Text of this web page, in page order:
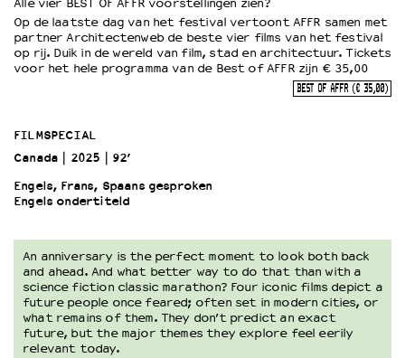
OVER LANTARENVENSTER
Wat we doen
Word vriend
Historie
Partners
Huisregels
Integriteits- en gedragscode
Duurzaamheid
Culturele boycot Israël
Ruimte voor artistieke vrijheid – VNPF
Alle vier BEST OF AFFR voorstellingen zien?
Op de laatste dag van het festival vertoont AFFR samen met
partner Architectenweb de beste vier films van het festival
op rij. Duik in de wereld van film, stad en architectuur. Tickets
voor het hele programma van de Best of AFFR zijn € 35,00
BEST OF AFFR (€ 35,00)
FILMSPECIAL
Canada
2025
92’
Engels, Frans, Spaans gesproken
Engels ondertiteld
An anniversary is the perfect moment to look both back
and ahead. And what better way to do that than with a
science fiction classic marathon? Four iconic films depict a
future people once feared; often set in modern cities, or
what remains of them. They don’t predict an exact
future, but the major themes they explore feel eerily
relevant today.